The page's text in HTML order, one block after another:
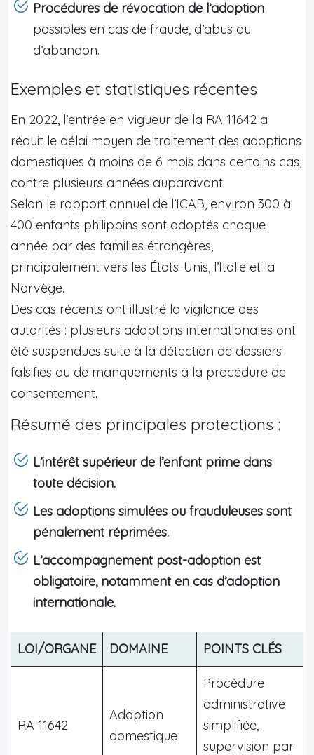
Procédures de révocation de l’adoption
possibles en cas de fraude, d’abus ou
d’abandon.
Exemples et statistiques récentes
En 2022, l’entrée en vigueur de la RA 11642 a
réduit le délai moyen de traitement des adoptions
domestiques à moins de 6 mois dans certains cas,
contre plusieurs années auparavant.
Selon le rapport annuel de l’ICAB, environ 300 à
400 enfants philippins sont adoptés chaque
année par des familles étrangères,
principalement vers les États-Unis, l’Italie et la
Norvège.
Des cas récents ont illustré la vigilance des
autorités : plusieurs adoptions internationales ont
été suspendues suite à la détection de dossiers
falsifiés ou de manquements à la procédure de
consentement.
Résumé des principales protections :
L’intérêt supérieur de l’enfant prime dans
toute décision.
Les adoptions simulées ou frauduleuses sont
pénalement réprimées.
L’accompagnement post-adoption est
obligatoire, notamment en cas d’adoption
internationale.
LOI/ORGANE DOMAINE POINTS CLÉS
RA 11642
Adoption
domestique
Procédure
administrative
simplifiée,
supervision par